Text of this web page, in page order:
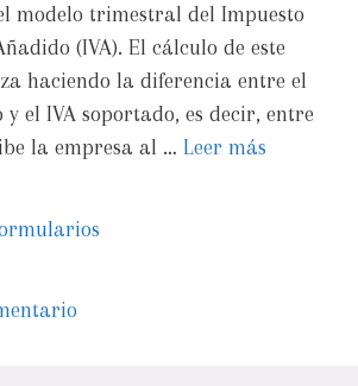
modelo trimestral del Impuesto
(IVA). El cálculo de este
haciendo la diferencia entre el
el IVA soportado, es decir, entre
la empresa al … Leer más